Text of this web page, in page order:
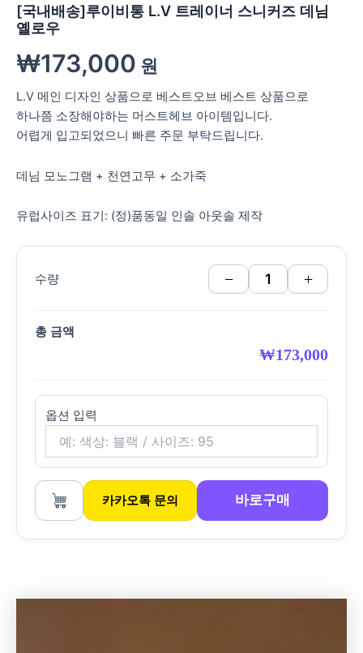
[국내배송]루이비통 L.V 트레이너 스니커즈 데님
옐로우
₩173,000 원
L.V 메인 디자인 상품으로 베스트오브 베스트 상품으로
하나쯤 소장해야하는 머스트헤브 아이템입니다.
어렵게 입고되었으니 빠른 주문 부탁드립니다.
데님 모노그램 + 천연고무 + 소가죽
유럽사이즈 표기: (정)품동일 인솔 아웃솔 제작
수량 − +
총 금액
₩173,000
옵션 입력
카카오톡 문의 바로구매